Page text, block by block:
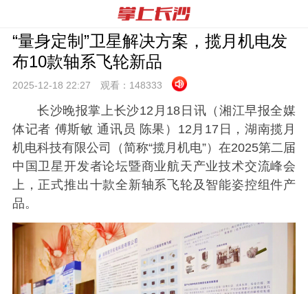
“量身定制”卫星解决方案，揽月机电发
布10款轴系飞轮新品
2025-12-18 22:27 观看： 148333
长沙晚报掌上长沙12月18日讯（湘江早报全媒
体记者 傅斯敏 通讯员 陈果）12月17日，湖南揽月
机电科技有限公司（简称“揽月机电”）在2025第二届
中国卫星开发者论坛暨商业航天产业技术交流峰会
上，正式推出十款全新轴系飞轮及智能姿控组件产
品。